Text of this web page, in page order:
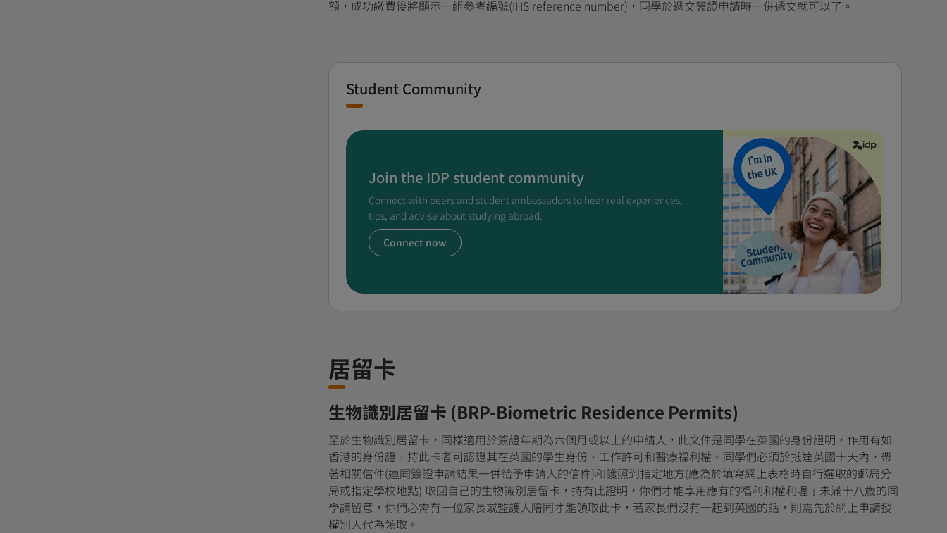
額，成功繳費後將顯示一組參考編號(IHS reference number)，同學於遞交簽證申請時一併遞交就可以了。
Student Community
Join the IDP student community
Connect with peers and student ambassadors to hear real experiences,
tips, and advise about studying abroad.
Connect now
居留卡
生物識別居留卡 (BRP-Biometric Residence Permits)
至於生物識別居留卡，同樣適用於簽證年期為六個月或以上的申請人，此文件是同學在英國的身份證明，作用有如
香港的身份證，持此卡者可認證其在英國的學生身份、工作許可和醫療福利權。同學們必須於抵達英國十天內，帶
著相關信件(連同簽證申請結果一併給予申請人的信件)和護照到指定地方(應為於填寫網上表格時自行選取的郵局分
局或指定學校地點) 取回自己的生物識別居留卡，持有此證明，你們才能享用應有的福利和權利喔﹗未滿十八歲的同
學請留意，你們必需有一位家長或監護人陪同才能領取此卡，若家長們沒有一起到英國的話，則需先於網上申請授
權別人代為領取。